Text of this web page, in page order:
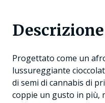
Descrizione
Progettato come un
lussureggiante
di semi di cannabis di
coppie un gusto in più,